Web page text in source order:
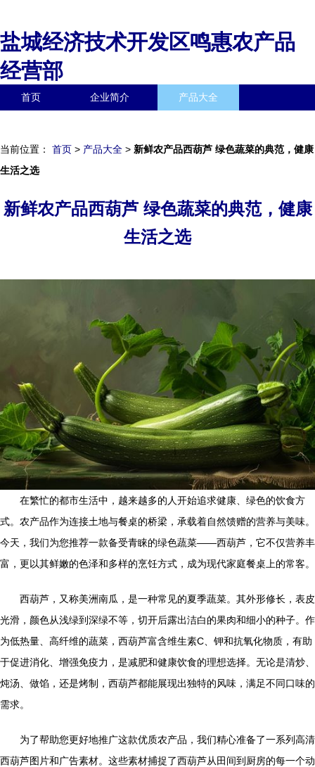
盐城经济技术开发区鸣惠农产品
经营部
首页 企业简介 产品大全
当前位置： 首页 > 产品大全 > 新鲜农产品西葫芦 绿色蔬菜的典范，健康
生活之选
新鲜农产品西葫芦 绿色蔬菜的典范，健康
生活之选
在繁忙的都市生活中，越来越多的人开始追求健康、绿色的饮食方
式。农产品作为连接土地与餐桌的桥梁，承载着自然馈赠的营养与美味。
今天，我们为您推荐一款备受青睐的绿色蔬菜——西葫芦，它不仅营养丰
富，更以其鲜嫩的色泽和多样的烹饪方式，成为现代家庭餐桌上的常客。
西葫芦，又称美洲南瓜，是一种常见的夏季蔬菜。其外形修长，表皮
光滑，颜色从浅绿到深绿不等，切开后露出洁白的果肉和细小的种子。作
为低热量、高纤维的蔬菜，西葫芦富含维生素C、钾和抗氧化物质，有助
于促进消化、增强免疫力，是减肥和健康饮食的理想选择。无论是清炒、
炖汤、做馅，还是烤制，西葫芦都能展现出独特的风味，满足不同口味的
需求。
为了帮助您更好地推广这款优质农产品，我们精心准备了一系列高清
西葫芦图片和广告素材。这些素材捕捉了西葫芦从田间到厨房的每一个动